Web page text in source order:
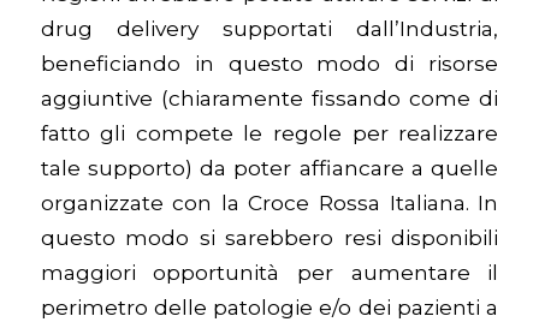
drug delivery supportati dall’Industria,
beneficiando in questo modo di risorse
aggiuntive (chiaramente fissando come di
fatto gli compete le regole per realizzare
tale supporto) da poter affiancare a quelle
organizzate con la Croce Rossa Italiana. In
questo modo si sarebbero resi disponibili
maggiori opportunità per aumentare il
perimetro delle patologie e/o dei pazienti a